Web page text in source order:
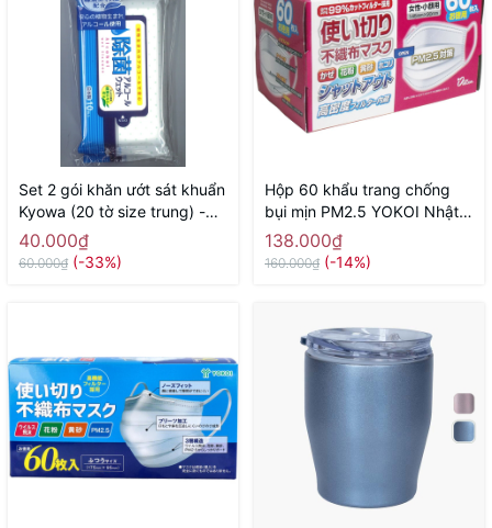
Set 2 gói khăn ướt sát khuẩn
Kyowa (20 tờ size trung) -
Hàng Nhật nội địa
40.000₫
60.000₫ (-33%)
Hộp 60 khẩu trang chống
bụi mịn PM2.5 YOKOI Nhật
Bản (size nữ, trẻ em) - Hàng
Nhật nội địa
138.000₫
160.000₫ (-14%)